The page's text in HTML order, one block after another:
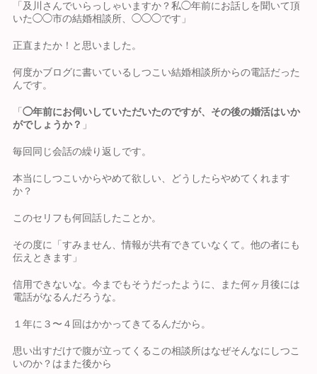
「及川さんでいらっしゃいますか？私◯年前にお話しを聞いて頂
いた◯◯市の結婚相談所、◯◯◯です」
正直またか！と思いました。
何度かブログに書いているしつこい結婚相談所からの電話だった
んです。
「◯年前にお伺いしていただいたのですが、その後の婚活はいか
がでしょうか？ 」
毎回同じ会話の繰り返しです。
本当にしつこいからやめて欲しい、どうしたらやめてくれます
か？
このセリフも何回話したことか。
その度に「すみません、情報が共有できていなくて。他の者にも
伝えときます」
信用できないな。今までもそうだったように、また何ヶ月後には
電話がなるんだろうな。
１年に３〜４回はかかってきてるんだから。
思い出すだけで腹が立ってくるこの相談所はなぜそんなにしつこ
いのか？はまた後から